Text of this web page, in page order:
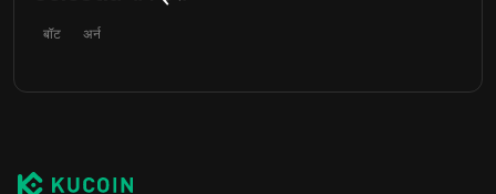
बॉट अर्न